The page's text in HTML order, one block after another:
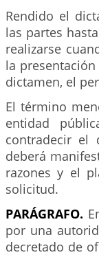
Rendido el
las partes
realizarse
la
dictamen, el
El término
entidad
contradecir el
deberá
razones y el
solicitud.
PARÁGRAFO.
por una
decretado de